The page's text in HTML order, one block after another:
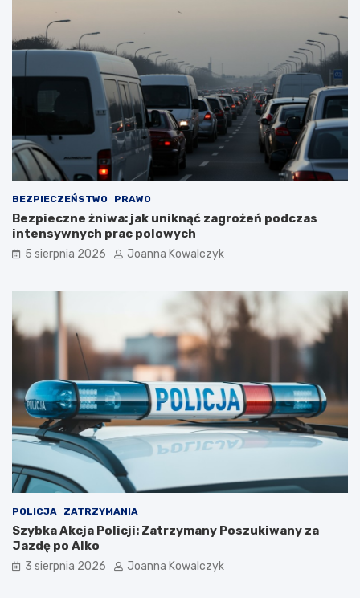
BEZPIECZEŃSTWO PRAWO
Bezpieczne żniwa: jak uniknąć zagrożeń podczas
intensywnych prac polowych
5 sierpnia 2026 Joanna Kowalczyk
POLICJA ZATRZYMANIA
Szybka Akcja Policji: Zatrzymany Poszukiwany za
Jazdę po Alko
3 sierpnia 2026 Joanna Kowalczyk